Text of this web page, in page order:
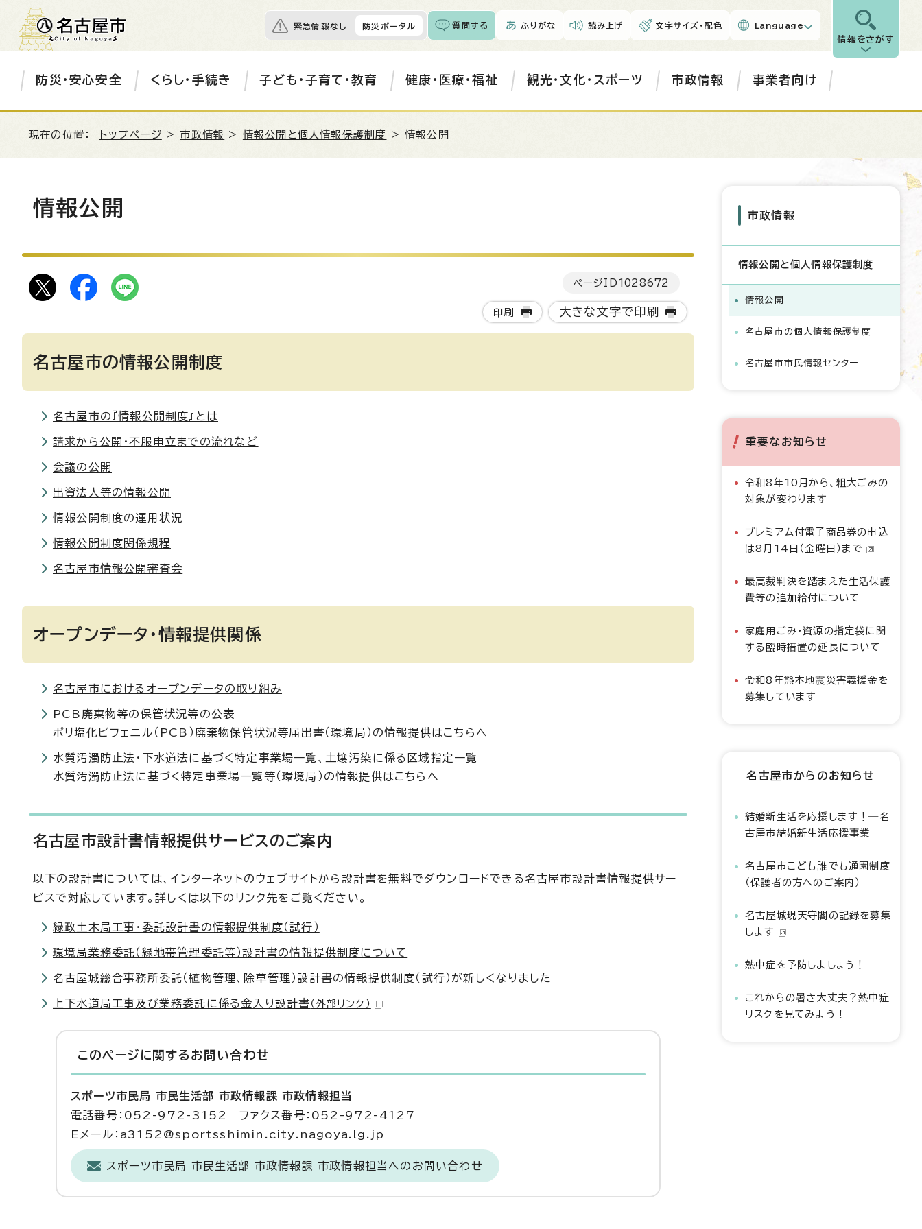
緊急情報なし 防災ポータル 質問する ふりがな 読み上げ 文字サイズ・配色 Language
情報をさがす
防災・安心安全 くらし・手続き 子ども・子育て・教育 健康・医療・福祉 観光・文化・スポーツ 市政情報 事業者向け
現在の位置： トップページ >市政情報 > 情報公開と個人情報保護制度 > 情報公開
情報公開
ページID 1028672
印刷 大きな文字で印刷
名古屋市の情報公開制度
名古屋市の『情報公開制度』とは
請求から公開・不服申立までの流れなど
会議の公開
出資法人等の情報公開
情報公開制度の運用状況
情報公開制度関係規程
名古屋市情報公開審査会
オープンデータ・情報提供関係
名古屋市におけるオープンデータの取り組み
PCB廃棄物等の保管状況等の公表
ポリ塩化ビフェニル（PCB）廃棄物保管状況等届出書（環境局）の情報提供はこちらへ
水質汚濁防止法・下水道法に基づく特定事業場一覧、土壌汚染に係る区域指定一覧
水質汚濁防止法に基づく特定事業場一覧等（環境局）の情報提供はこちらへ
名古屋市設計書情報提供サービスのご案内
以下の設計書については、インターネットのウェブサイトから設計書を無料でダウンロードできる名古屋市設計書情報提供サー
ビスで対応しています。詳しくは以下のリンク先をご覧ください。
緑政土木局工事・委託設計書の情報提供制度（試行）
環境局業務委託（緑地帯管理委託等）設計書の情報提供制度について
名古屋城総合事務所委託（植物管理、除草管理）設計書の情報提供制度（試行）が新しくなりました
上下水道局工事及び業務委託に係る金入り設計書 （外部リンク）
このページに関する お問い合わせ
スポーツ市民局 市民生活部 市政情報課 市政情報担当
電話番号：052-972-3152 ファクス番号：052-972-4127
Eメール：a3152@sportsshimin.city.nagoya.lg.jp
スポーツ市民局 市民生活部 市政情報課 市政情報担当へのお問い合わせ
市政情報
情報公開と個人情報保護制度
情報公開
名古屋市の個人情報保護制度
名古屋市市民情報センター
重要なお知らせ
令和8年10月から、粗大ごみの
対象が変わります
プレミアム付電子商品券の申込
は8月14日（金曜日）まで
最高裁判決を踏まえた生活保護
費等の追加給付について
家庭用ごみ・資源の指定袋に関
する臨時措置の延長について
令和8年熊本地震災害義援金を
募集しています
名古屋市からのお知らせ
結婚新生活を応援します！―名
古屋市結婚新生活応援事業―
名古屋市こども誰でも通園制度
（保護者の方へのご案内）
名古屋城現天守閣の記録を募集
します
熱中症を予防しましょう！
これからの暑さ大丈夫？熱中症
リスクを見てみよう！